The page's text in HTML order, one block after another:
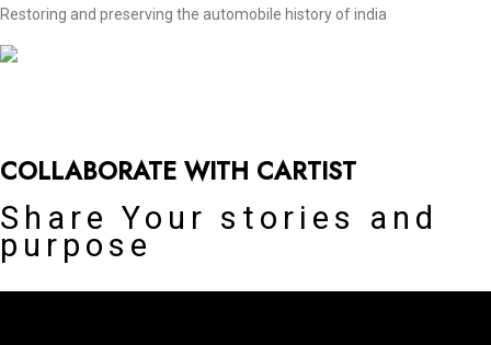
Restoring and preserving the automobile history of india
COLLABORATE WITH CARTIST
Share Your stories and
purpose